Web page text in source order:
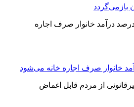
بازمی‌گردد